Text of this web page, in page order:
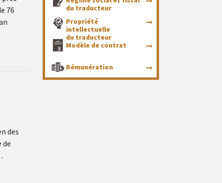
76
des
de
du traducteur
Propriété
intellectuelle
du traducteur
Modèle de contrat
Rémunération